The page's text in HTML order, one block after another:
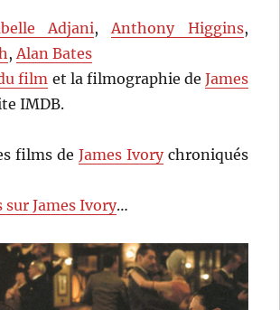
Adjani, Anthony Higgins,
, Alan Bates
film et la filmographie de James
IMDB.
films de James Ivorychroniqués
sur James Ivory…